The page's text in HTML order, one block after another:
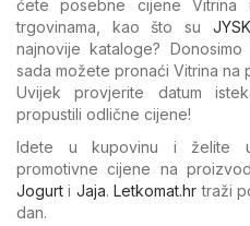
ćete posebne cijene Vitrina
trgovinama, kao što su JYSK
najnovije kataloge?
sada možete pronaći Vitrina na
Uvijek provjerite datum
propustili odlične cijene!
Idete u kupovinu i želite
promotivne cijene na
Jogurt i Jaja.Letkomat.hr traži
dan.